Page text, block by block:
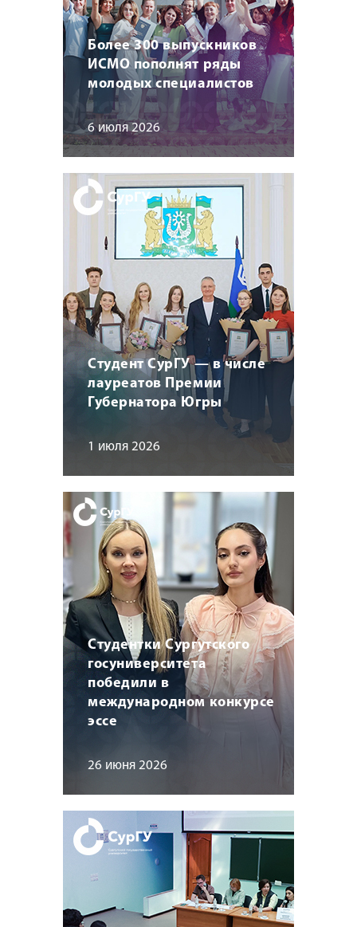
Более 300 выпускников
ИСМО пополнят ряды
молодых специалистов
6 июля 2026
Студент СурГУ — в числе
лауреатов Премии
Губернатора Югры
1 июля 2026
Студентки Сургутского
госуниверситета
победили в
международном конкурсе
эссе
26 июня 2026